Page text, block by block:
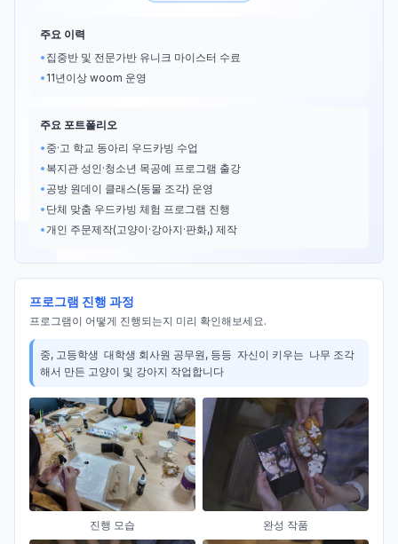
주요 이력
• 집중반 및 전문가반 유니크 마이스터 수료
• 11년이상 woom 운영
주요 포트폴리오
• 중·고 학교 동아리 우드카빙 수업
• 복지관 성인·청소년 목공예 프로그램 출강
• 공방 원데이 클래스(동물 조각) 운영
• 단체 맞춤 우드카빙 체험 프로그램 진행
• 개인 주문제작(고양이·강아지·판화,) 제작
프로그램 진행 과정
프로그램이 어떻게 진행되는지 미리 확인해보세요.
중, 고등학생  대학생 회사원 공무원, 등등  자신이 키우는  나무 조각
해서 만든 고양이 및 강아지 작업합니다
진행 모습 완성 작품